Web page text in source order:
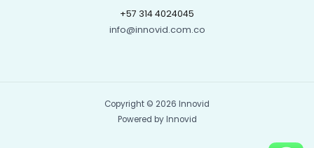
+57 314 4024045
info@innovid.com.co
Copyright © 2026 Innovid
Powered by Innovid